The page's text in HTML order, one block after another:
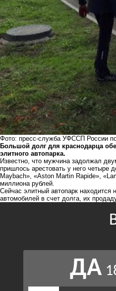
Фото: пресс-служба УФССП России
Большой долг для краснодарца
элитного автопарка.
Известно, что мужчина задолжал
пришлось арестовать у него четыре
Maybach», «Aston Martin Rapide»,
миллиона рублей.
Сейчас элитный автопарк находится
автомобилей в счет долга, их